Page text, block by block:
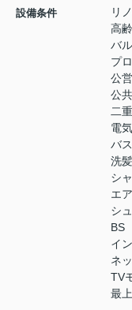
設備条件
リ
高
バ
プ
公
公
二
電
バ
洗
シ
エ
シ
BS
イ
ネ
TV
最